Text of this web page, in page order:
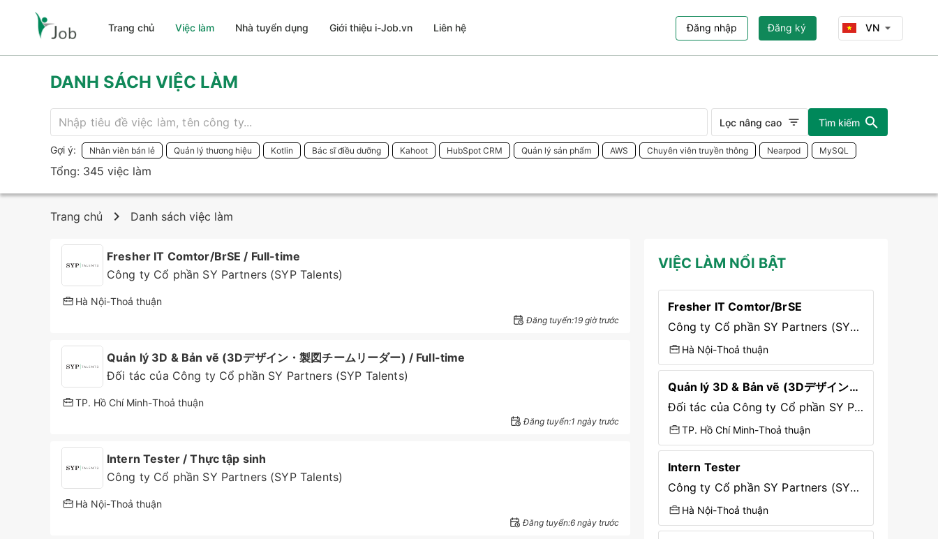
Trang chủ Việc làm Nhà tuyển dụng Giới thiệu i-Job.vn Liên hệ Đăng nhập Đăng ký VN
Trang chủ
Việc làm
Nhà tuyển dụng
Liên hệ
DANH SÁCH VIỆC LÀM
Lọc nâng cao Tìm kiếm
Gợi ý: Nhân viên bán lẻ Quản lý thương hiệu Kotlin Bác sĩ điều dưỡng Kahoot HubSpot CRM Quản lý sản phẩm AWS Chuyên viên truyền thông Nearpod MySQL
Tổng: 345 việc làm
Trang chủ Danh sách việc làm
Fresher IT Comtor/BrSE / Full-time
Công ty Cổ phần SY Partners (SYP Talents)
Hà Nội-Thoả thuận
Đăng tuyển:19 giờ trước
Quản lý 3D & Bản vẽ (3Dデザイン・製図チームリーダー) / Full-time
Đối tác của Công ty Cổ phần SY Partners (SYP Talents)
TP. Hồ Chí Minh-Thoả thuận
Đăng tuyển:1 ngày trước
Intern Tester / Thực tập sinh
Công ty Cổ phần SY Partners (SYP Talents)
Hà Nội-Thoả thuận
Đăng tuyển:6 ngày trước
VIỆC LÀM NỔI BẬT
Fresher IT Comtor/BrSE
Công ty Cổ phần SY Partners (SYP Talents)
Hà Nội-Thoả thuận
Quản lý 3D & Bản vẽ (3Dデザイン・製図チームリーダー)
Đối tác của Công ty Cổ phần SY Partners (SYP Talents)
TP. Hồ Chí Minh-Thoả thuận
Intern Tester
Công ty Cổ phần SY Partners (SYP Talents)
Hà Nội-Thoả thuận